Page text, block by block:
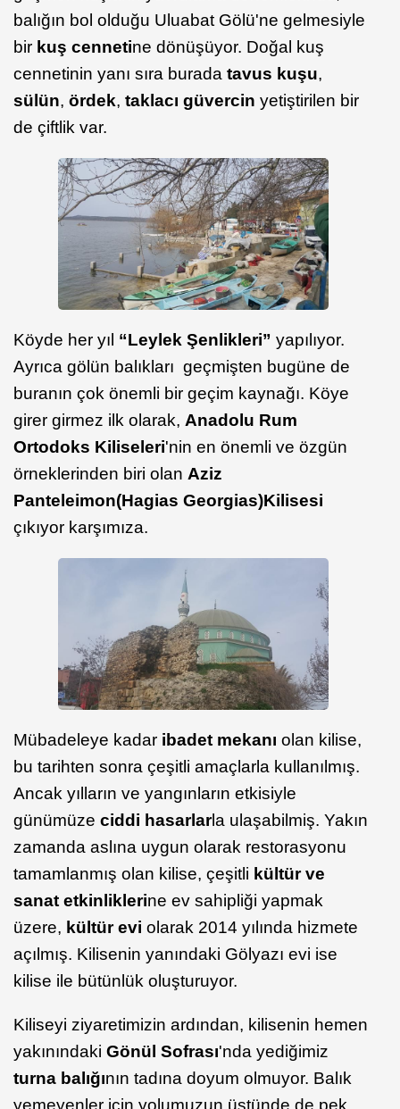
balığın bol olduğu Uluabat Gölü'ne gelmesiyle
bir kuş cennetine dönüşüyor. Doğal kuş
cennetinin yanı sıra burada tavus kuşu,
sülün, ördek, taklacı güvercin yetiştirilen bir
de çiftlik var.
Köyde her yıl “Leylek Şenlikleri” yapılıyor.
Ayrıca gölün balıkları geçmişten bugüne de
buranın çok önemli bir geçim kaynağı. Köye
girer girmez ilk olarak, Anadolu Rum
Ortodoks Kiliseleri'nin en önemli ve özgün
örneklerinden biri olan Aziz
Panteleimon(Hagias Georgias)Kilisesi
çıkıyor karşımıza.
Mübadeleye kadar ibadet mekanı olan kilise,
bu tarihten sonra çeşitli amaçlarla kullanılmış.
Ancak yılların ve yangınların etkisiyle
günümüze ciddi hasarlarla ulaşabilmiş. Yakın
zamanda aslına uygun olarak restorasyonu
tamamlanmış olan kilise, çeşitli kültür ve
sanat etkinliklerine ev sahipliği yapmak
üzere, kültür evi olarak 2014 yılında hizmete
açılmış. Kilisenin yanındaki Gölyazı evi ise
kilise ile bütünlük oluşturuyor.
Kiliseyi ziyaretimizin ardından, kilisenin hemen
yakınındaki Gönül Sofrası'nda yediğimiz
turna balığının tadına doyum olmuyor. Balık
yemeyenler için yolumuzun üstünde de pek